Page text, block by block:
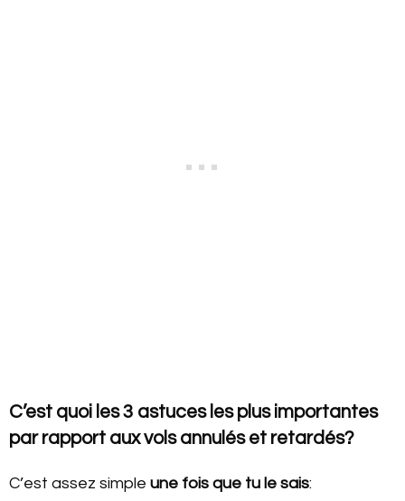
C’est quoi les 3 astuces les plus importantes
par rapport aux vols annulés et retardés?
C’est assez simple une fois que tu le sais: